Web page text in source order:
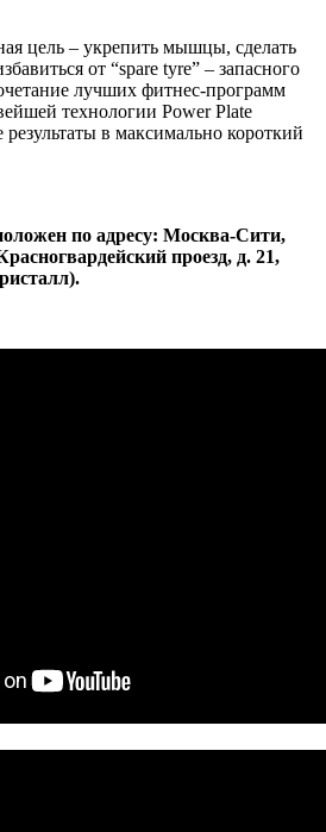
цель – укрепить мышцы, сделать
от “spare tyre” – запасного
лучших фитнес-программ
технологии Power Plate
в максимально короткий
по адресу: Москва-Сити,
проезд, д. 21,